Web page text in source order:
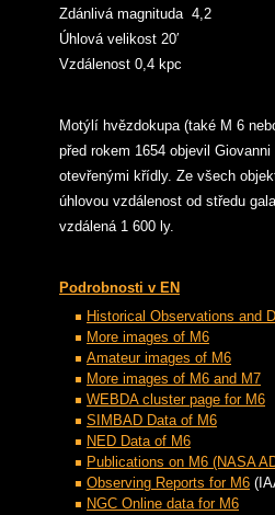
Zdánlivá magnituda 4,2
Úhlová velikost 20′
Vzdálenost 0,4 kpc
Motýlí hvězdokupa (také M 6
před rokem 1654 objevil
otevřenými křídly. Ze všech
úhlovou vzdálenost od středu
vzdálená 1 600 ly.
Podrobnosti v EN
Historical Observations and
More images of M6
Amateur images of M6
More images of M6 and M7
WEBDA cluster page for M6
SIMBAD Data of M6
NED Data of M6
Publications on M6 (NASA
Observing Reports for M6
NGC Online data for M6